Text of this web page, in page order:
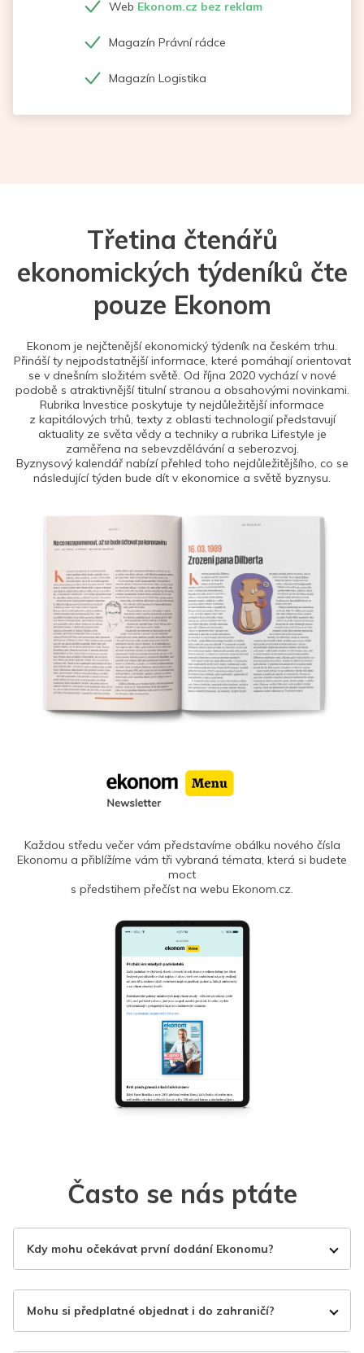
Web Ekonom.cz bez reklam
Magazín Právní rádce
Magazín Logistika
Třetina čtenářů
ekonomických týdeníků čte
pouze Ekonom
Ekonom je nejčtenější ekonomický týdeník na českém trhu.
Přináší ty nejpodstatnější informace, které pomáhají orientovat
se v dnešním složitém světě. Od října 2020 vychází v nové
podobě s atraktivnější titulní stranou a obsahovými novinkami.
Rubrika Investice poskytuje ty nejdůležitější informace
z kapitálových trhů, texty z oblasti technologií představují
aktuality ze světa vědy a techniky a rubrika Lifestyle je
zaměřena na sebevzdělávání a seberozvoj.
Byznysový kalendář nabízí přehled toho nejdůležitějšího, co se
následující týden bude dít v ekonomice a světě byznysu.
Každou středu večer vám představíme obálku nového čísla
Ekonomu a přiblížíme vám tři vybraná témata, která si budete
moct
s předstihem přečíst na webu Ekonom.cz.
Často se nás ptáte
Kdy mohu očekávat první dodání Ekonomu?
Mohu si předplatné objednat i do zahraničí?